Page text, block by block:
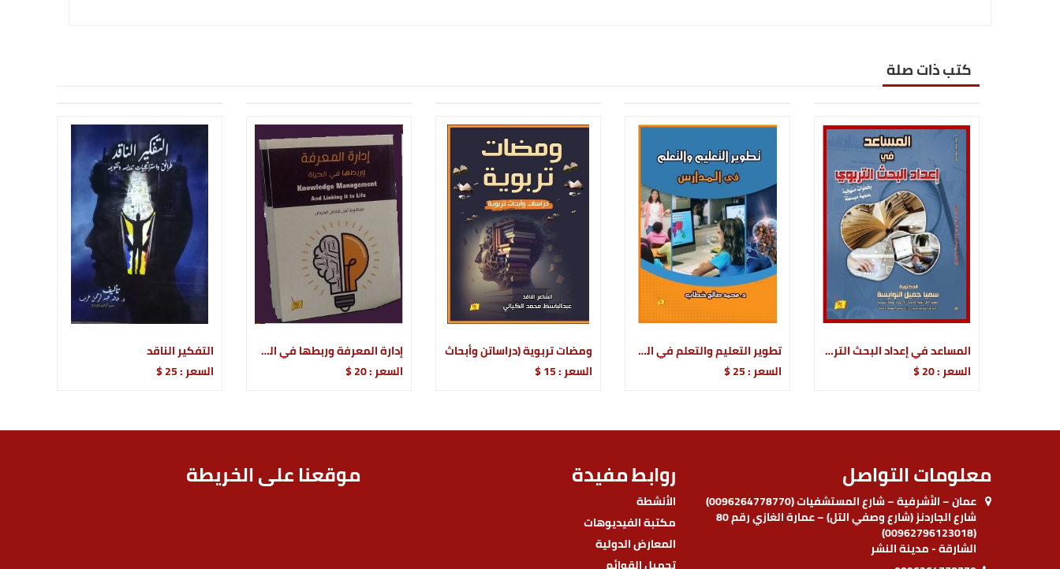
كتب ذات صلة
المساعد في إعداد البحث التربوي
السعر : 20 $
تطوير التعليم والتعلم في المدارس
السعر : 25 $
ومضات تربوية (دراساتن وأبحاث
السعر : 15 $
إدارة المعرفة وربطها في الحياة
السعر : 20 $
التفكير الناقد
السعر : 25 $
معلومات التواصل
عمان – الأشرفية – شارع المستشفيات (0096264778770)
شارع الجاردنز (شارع وصفي التل) – عمارة الغازي رقم 80
(00962796123018)
الشارقة - مدينة النشر
روابط مفيدة
الأنشطة
مكتبة الفيديوهات
المعارض الدولية
موقعنا على الخريطة